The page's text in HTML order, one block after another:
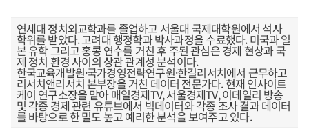
연세대 정치외교학과를 졸업하고 서울대 국제대학원에서 석사
학위를 받았다. 고려대 행정학과 박사과정을 수료했다. 미국과 일
본 유학 그리고 홍콩 연수를 거친 후 주된 관심은 경제 현상과 국
제 정치 환경 사이의 상관 관계성 분석이다.
한국교육개발원·국가경영전략연구원·한길리서치에서 근무하고
리서치앤리서치 본부장을 거친 데이터 전문가다. 현재 인사이트
케이 연구소장을 맡아 매일경제TV, 서울경제TV, 이데일리 방송
및 각종 경제 관련 유튜브에서 빅데이터와 각종 조사 결과 데이터
를 바탕으로 한 밀도 높고 예리한 분석을 보여주고 있다.